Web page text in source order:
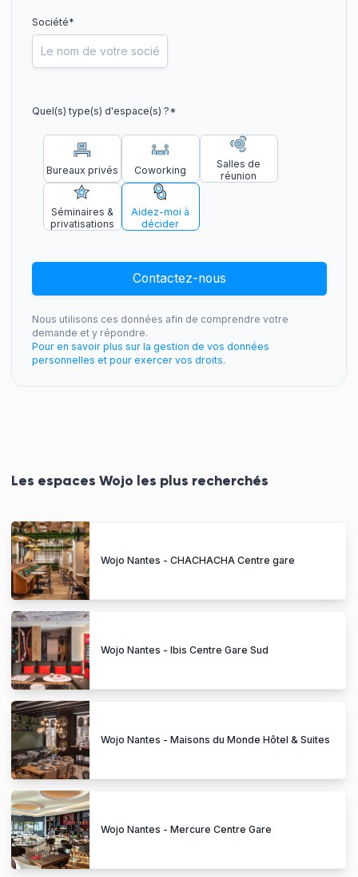
Société*
Quel(s) type(s) d'espace(s) ?*
Bureaux privés Coworking
Salles de
réunion
Séminaires &
privatisations
Aidez-moi à
décider
Contactez-nous
Nous utilisons ces données afin de comprendre votre
demande et y répondre.
Pour en savoir plus sur la gestion de vos données
personnelles et pour exercer vos droits.
Les espaces Wojo les plus recherchés
Wojo Nantes - CHACHACHA Centre gare
Wojo Nantes - Ibis Centre Gare Sud
Wojo Nantes - Maisons du Monde Hôtel & Suites
Wojo Nantes - Mercure Centre Gare